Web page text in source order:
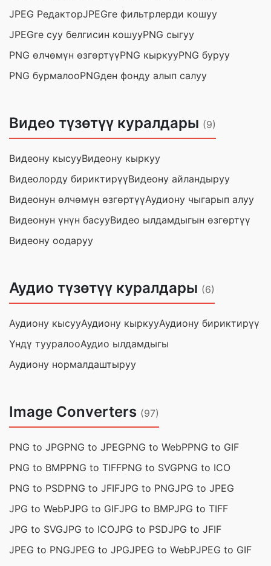
JPEG РедакторJPEGге фильтрлерди кошуу
JPEGге суу белгисин кошууPNG сыгуу
PNG өлчөмүн өзгөртүүPNG кыркууPNG буруу
PNG бурмалооPNGден фонду алып салуу
Видео түзөтүү куралдары (9)
Видеону кысууВидеону кыркуу
Видеолорду бириктирүүВидеону айландыруу
Видеонун өлчөмүн өзгөртүүАудиону чыгарып алуу
Видеонун үнүн басууВидео ылдамдыгын өзгөртүү
Видеону оодаруу
Аудио түзөтүү куралдары (6)
Аудиону кысууАудиону кыркууАудиону бириктирүү
Үндү тууралооАудио ылдамдыгы
Аудиону нормалдаштыруу
Image Converters (97)
PNG to JPGPNG to JPEGPNG to WebPPNG to GIF
PNG to BMPPNG to TIFFPNG to SVGPNG to ICO
PNG to PSDPNG to JFIFJPG to PNGJPG to JPEG
JPG to WebPJPG to GIFJPG to BMPJPG to TIFF
JPG to SVGJPG to ICOJPG to PSDJPG to JFIF
JPEG to PNGJPEG to JPGJPEG to WebPJPEG to GIF